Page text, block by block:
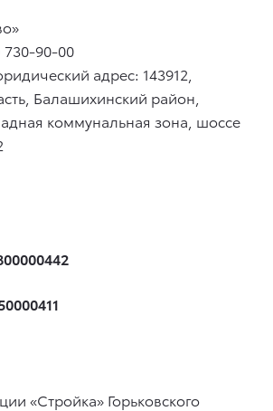
90-00
адрес: 143912,
Балашихинский район,
коммунальная зона, шоссе
«Стройка» Горьковского